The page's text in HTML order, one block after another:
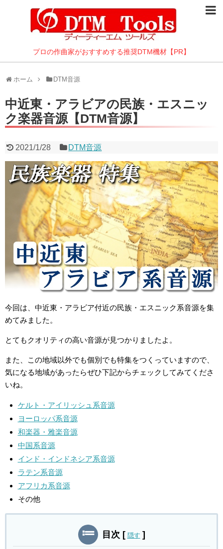
プロの作曲家がおすすめする推奨DTM機材【PR】
ホーム DTM音源
中近東・アラビアの民族・エスニッ
ク楽器音源【DTM音源】
2021/1/28 DTM音源
今回は、中近東・アラビア付近の民族・エスニック系音源を集
めてみました。
とてもクオリティの高い音源が見つかりましたよ。
また、この地域以外でも個別でも特集をつくっていますので、
気になる地域があったらぜひ下記からチェックしてみてくださ
いね。
ケルト・アイリッシュ系音源
ヨーロッパ系音源
和楽器・雅楽音源
中国系音源
インド・インドネシア系音源
ラテン系音源
アフリカ系音源
その他
目次 [ 隠す ]
DTMパソコン
10万以内のデスクトップ
静かなパソコン特集
DTM音源
オーディオI/F
モニタスピーカー